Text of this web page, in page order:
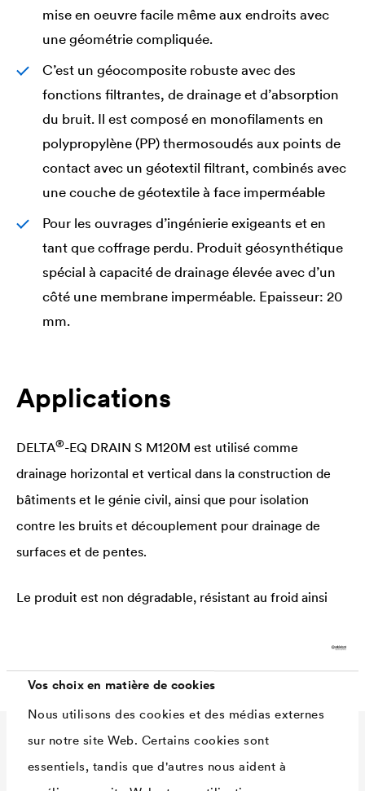
Vos choix en matière de cookies
Nous utilisons des cookies et des médias externes
sur notre site Web. Certains cookies sont
essentiels, tandis que d'autres nous aident à
mise en oeuvre facile même aux endroits avec
une géométrie compliquée.
C’est un géocomposite robuste avec des
fonctions filtrantes, de drainage et d’absorption
du bruit. Il est composé en monofilaments en
polypropylène (PP) thermosoudés aux points de
contact avec un géotextil filtrant, combinés avec
une couche de géotextile à face imperméable
Pour les ouvrages d’ingénierie exigeants et en
tant que coffrage perdu. Produit géosynthétique
spécial à capacité de drainage élevée avec d’un
côté une membrane imperméable. Epaisseur: 20
mm.
Applications
DELTA®-EQ DRAIN S M120M est utilisé comme
drainage horizontal et vertical dans la construction de
bâtiments et le génie civil, ainsi que pour isolation
contre les bruits et découplement pour drainage de
surfaces et de pentes.
Le produit est non dégradable, résistant au froid ainsi
Caractéristiques